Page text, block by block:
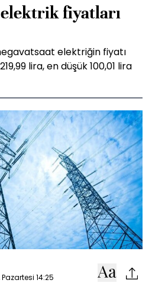
fiyatları
elektriğin fiyatı
lira, en düşük 100,01 lira
Pazartesi 14:25